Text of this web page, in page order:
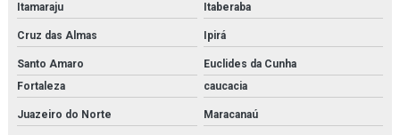
Revendedora de filtro hidráulico racor
Revendedora de purificador para sistema de ar de respiração
Revendedora de sistema multi barreira para filtração de co2
Rk22610
Itamaraju Itaberaba
Cruz das Almas Ipirá
Santo Amaro
Euclides da Cunha
Fortaleza
caucacia
Juazeiro do Norte Maracanaú